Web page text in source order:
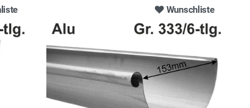
Wunschliste